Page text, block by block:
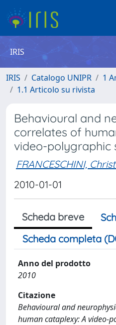
IRIS
IRIS Catalogo UNIPR
1
1.1 Articolo su rivista
Behavioural and
correlates of
video-polygraphic
FRANCESCHINI,
2010-01-01
Scheda breve
Scheda completa
Anno del prodotto
2010
Citazione
Behavioural and
human cataplexy: A video-